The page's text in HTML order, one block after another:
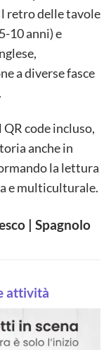
retro delle tavole
10 anni) e
a diverse fasce
QR code incluso,
anche in
la lettura
e multiculturale.
| Spagnolo
attività